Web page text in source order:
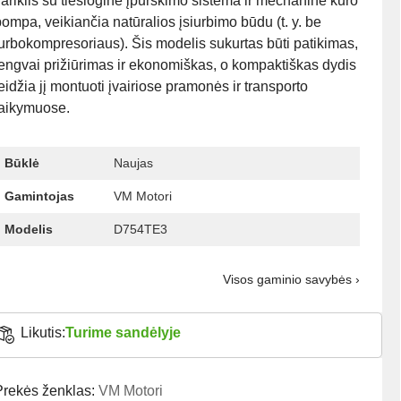
veikiančia natūralios įsiurbimo būdu (t. y. be
Šis modelis sukurtas būti patikimas,
prižiūrimas ir ekonomiškas, o kompaktiškas dydis
jį montuoti įvairiose pramonės ir transporto
Būklė Naujas
Gamintojas VM Motori
Modelis D754TE3
Visos gaminio savybės ›
Likutis:Turime sandėlyje
ženklas: VM Motori